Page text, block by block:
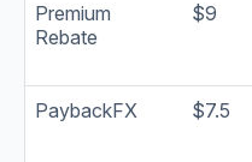
Premium
Rebate
$9
PaybackFX $7.5